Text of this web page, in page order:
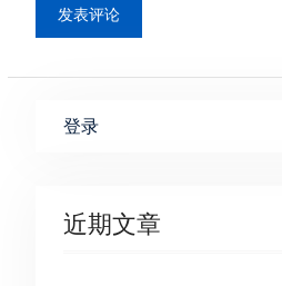
登录
近期文章